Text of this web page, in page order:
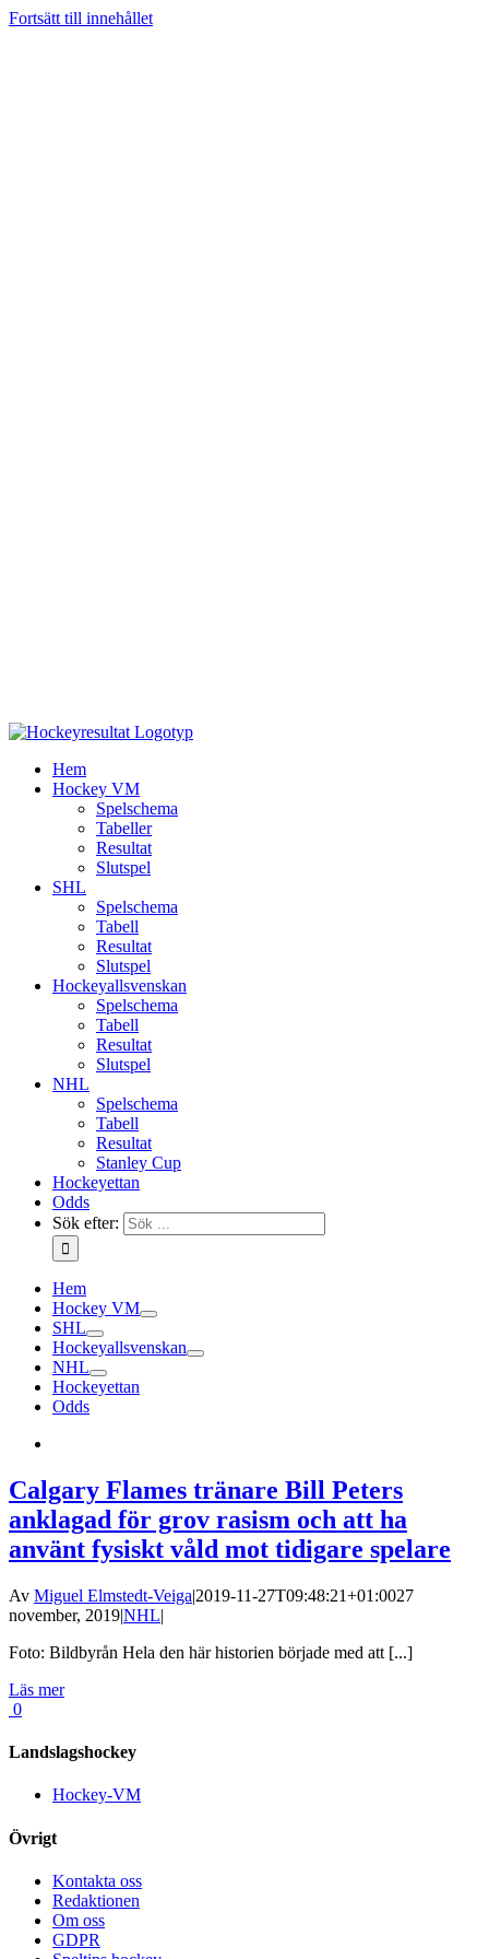
Fortsätt till innehållet
Hem
Hockey VM
Spelschema
Tabeller
Resultat
Slutspel
SHL
Spelschema
Tabell
Resultat
Slutspel
Hockeyallsvenskan
Spelschema
Tabell
Resultat
Slutspel
NHL
Spelschema
Tabell
Resultat
Stanley Cup
Hockeyettan
Odds
Sök efter:
Hem
Hockey VM
SHL
Hockeyallsvenskan
NHL
Hockeyettan
Odds
Calgary Flames tränare Bill Peters
anklagad för grov rasism och att ha
använt fysiskt våld mot tidigare spelare
Av Miguel Elmstedt-Veiga|2019-11-27T09:48:21+01:0027
november, 2019|NHL|
Foto: Bildbyrån Hela den här historien började med att [...]
Läs mer
0
Landslagshockey
Hockey-VM
Övrigt
Kontakta oss
Redaktionen
Om oss
GDPR